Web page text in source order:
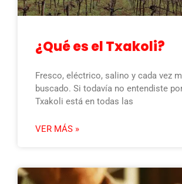
¿Qué es el Txakoli?
Fresco, eléctrico, salino y cada vez
buscado. Si todavía no entendiste
Txakoli está en todas las
VER MÁS »